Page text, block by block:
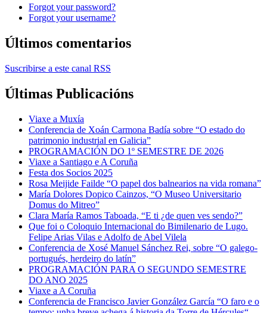
Forgot your password?
Forgot your username?
Últimos comentarios
Suscribirse a este canal RSS
Últimas Publicacións
Viaxe a Muxía
Conferencia de Xoán Carmona Badía sobre “O estado do
patrimonio industrial en Galicia”
PROGRAMACIÓN DO 1º SEMESTRE DE 2026
Viaxe a Santiago e A Coruña
Festa dos Socios 2025
Rosa Meijide Failde “O papel dos balnearios na vida romana”
María Dolores Dopico Cainzos, “O Museo Universitario
Domus do Mitreo”
Clara María Ramos Taboada, “E ti ¿de quen ves sendo?”
Que foi o Coloquio Internacional do Bimilenario de Lugo.
Felipe Arias Vilas e Adolfo de Abel Vilela
Conferencia de Xosé Manuel Sánchez Rei, sobre “O galego-
portugués, herdeiro do latín”
PROGRAMACIÓN PARA O SEGUNDO SEMESTRE
DO ANO 2025
Viaxe a A Coruña
Conferencia de Francisco Javier González García “O faro e o